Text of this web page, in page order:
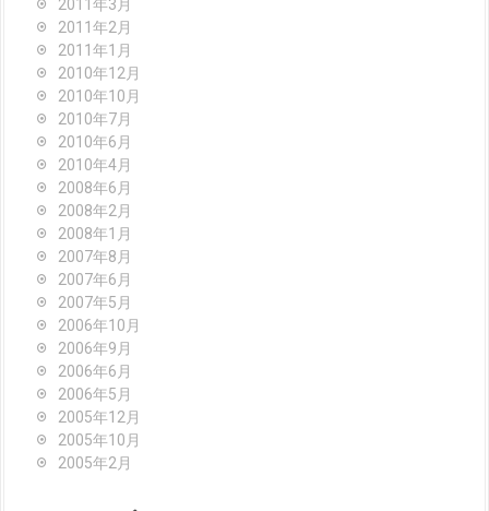
2011年3月
2011年2月
2011年1月
2010年12月
2010年10月
2010年7月
2010年6月
2010年4月
2008年6月
2008年2月
2008年1月
2007年8月
2007年6月
2007年5月
2006年10月
2006年9月
2006年6月
2006年5月
2005年12月
2005年10月
2005年2月